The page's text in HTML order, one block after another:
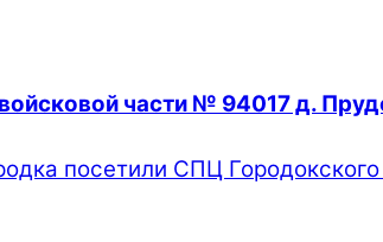
части № 94017 д.